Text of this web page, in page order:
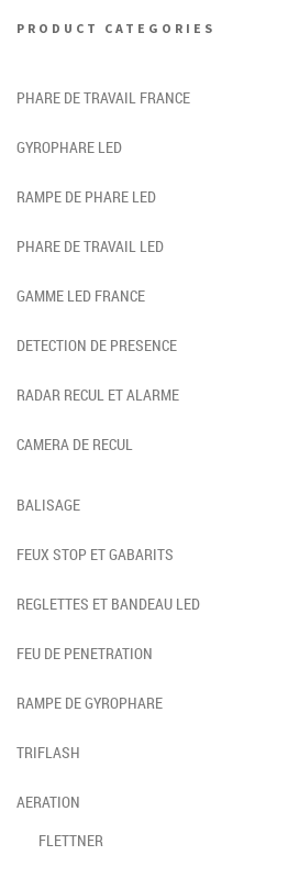
PRODUCT CATEGORIES
PHARE DE TRAVAIL FRANCE
GYROPHARE LED
RAMPE DE PHARE LED
PHARE DE TRAVAIL LED
GAMME LED FRANCE
DETECTION DE PRESENCE
RADAR RECUL ET ALARME
CAMERA DE RECUL
BALISAGE
FEUX STOP ET GABARITS
REGLETTES ET BANDEAU LED
FEU DE PENETRATION
RAMPE DE GYROPHARE
TRIFLASH
AERATION
FLETTNER